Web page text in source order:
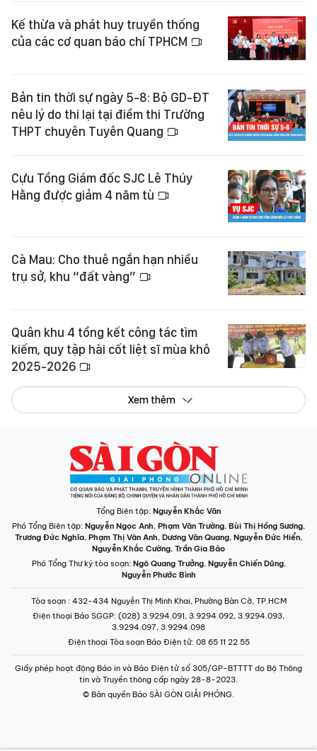
Kế thừa và phát huy truyền thống
của các cơ quan báo chí TPHCM
Bản tin thời sự ngày 5-8: Bộ GD-ĐT
nêu lý do thi lại tại điểm thi Trường
THPT chuyên Tuyên Quang
Cựu Tổng Giám đốc SJC Lê Thúy
Hằng được giảm 4 năm tù
Cà Mau: Cho thuê ngắn hạn nhiều
trụ sở, khu “đất vàng”
Quân khu 4 tổng kết công tác tìm
kiếm, quy tập hài cốt liệt sĩ mùa khô
2025-2026
Xem thêm
Tổng Biên tập: Nguyễn Khắc Văn
Phó Tổng Biên tập: Nguyễn Ngọc Anh, Phạm Văn Trường, Bùi Thị Hồng Sương,
Trương Đức Nghĩa, Phạm Thị Vân Anh, Dương Văn Quang, Nguyễn Đức Hiển,
Nguyễn Khắc Cường, Trần Gia Bảo
Phó Tổng Thư ký tòa soạn: Ngô Quang Trưởng, Nguyễn Chiến Dũng,
Nguyễn Phước Bình
Tòa soạn : 432-434 Nguyễn Thị Minh Khai, Phường Bàn Cờ, TP.HCM
Điện thoại Báo SGGP: (028) 3.9294.091, 3.9294.092, 3.9294.093,
3.9294.097, 3.9294.098
Điện thoại Tòa soạn Báo Điện tử: 08 65 11 22 55
Giấy phép hoạt động Báo in và Báo Điện tử số 305/GP-BTTTT do Bộ Thông
tin và Truyền thông cấp ngày 28-8-2023.
© Bản quyền Báo SÀI GÒN GIẢI PHÓNG.